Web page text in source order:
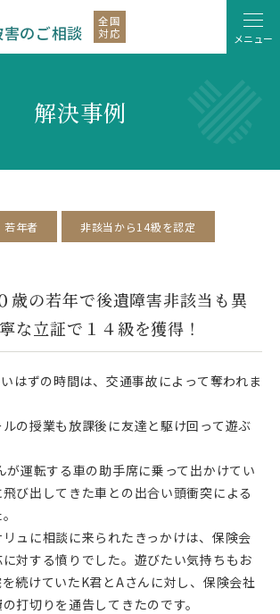
のご相談
全国
対応
メニュー
解決事例
若年者 非該当から14級を認定
歳の若年で後遺障害非該当も異
な立証で１４級を獲得！
はずの時間は、交通事故によって奪われま
の授業も放課後に友達と駆け回って遊ぶ
が運転する車の助手席に乗って出かけてい
び出してきた車との出合い頭衝突による
。
ュに相談に来られたきっかけは、保険会
対する憤りでした。遊びたい気持ちもお
続けていたK君とAさんに対し、保険会社
打切りを通告してきたのです。